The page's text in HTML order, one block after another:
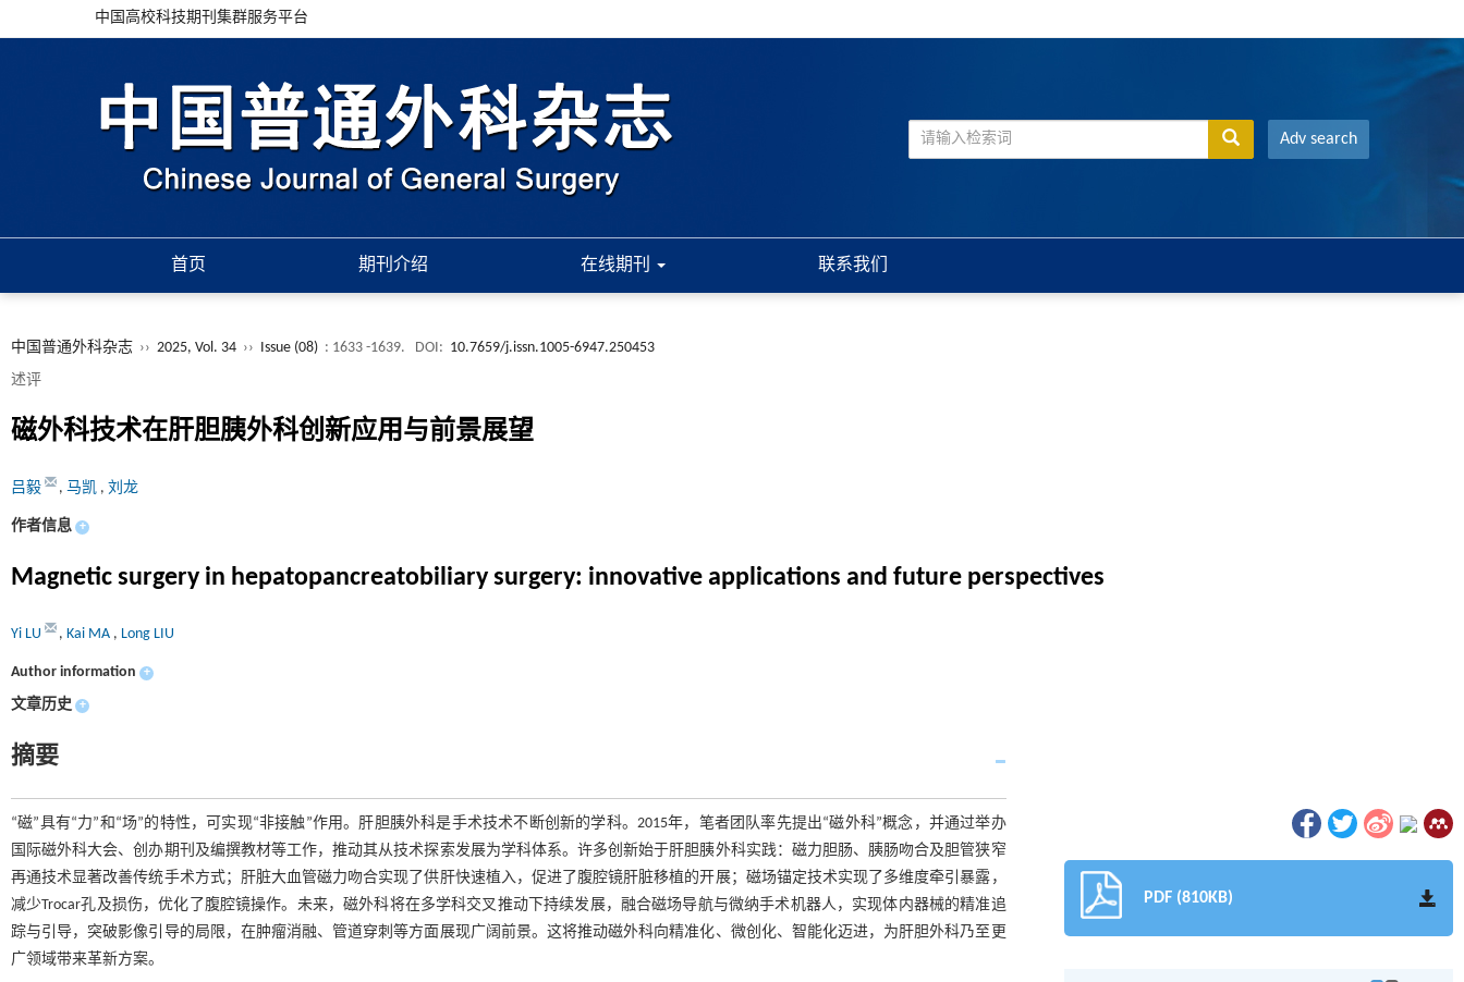
中国高校科技期刊集群服务平台
Adv search
首页 期刊介绍 在线期刊 联系我们
中国普通外科杂志 ›› 2025, Vol. 34 ›› Issue (08) : 1633 -1639. DOI: 10.7659/j.issn.1005-6947.250453
述评
磁外科技术在肝胆胰外科创新应用与前景展望
吕毅 , 马凯 , 刘龙
作者信息 +
Magnetic surgery in hepatopancreatobiliary surgery: innovative applications and future perspectives
Yi LU , Kai MA , Long LIU
Author information +
文章历史 +
摘要
“磁”具有“力”和“场”的特性，可实现“非接触”作用。肝胆胰外科是手术技术不断创新的学科。2015年，笔者团队率先提出“磁外科”概念，并通过举办
国际磁外科大会、创办期刊及编撰教材等工作，推动其从技术探索发展为学科体系。许多创新始于肝胆胰外科实践：磁力胆肠、胰肠吻合及胆管狭窄
再通技术显著改善传统手术方式；肝脏大血管磁力吻合实现了供肝快速植入，促进了腹腔镜肝脏移植的开展；磁场锚定技术实现了多维度牵引暴露，
减少Trocar孔及损伤，优化了腹腔镜操作。未来，磁外科将在多学科交叉推动下持续发展，融合磁场导航与微纳手术机器人，实现体内器械的精准追
踪与引导，突破影像引导的局限，在肿瘤消融、管道穿刺等方面展现广阔前景。这将推动磁外科向精准化、微创化、智能化迈进，为肝胆外科乃至更
广领域带来革新方案。
PDF (810KB)